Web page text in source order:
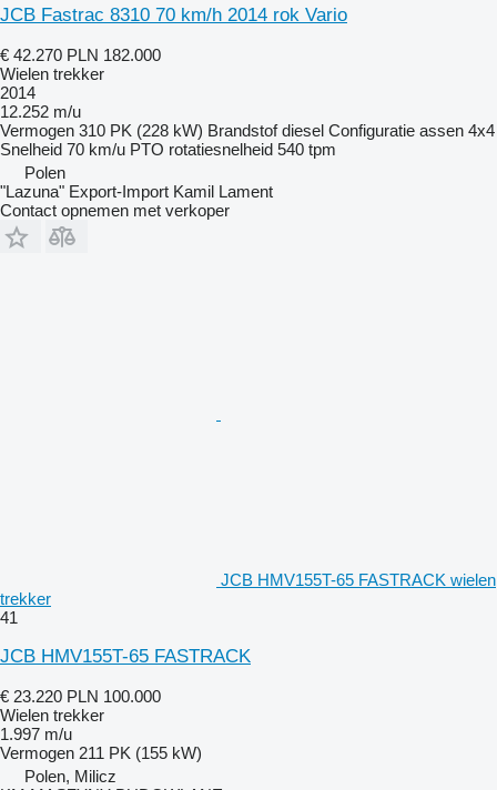
JCB Fastrac 8310 70 km/h 2014 rok Vario
€ 42.270 PLN 182.000
Wielen trekker
2014
12.252 m/u
Vermogen 310 PK (228 kW) Brandstof diesel Configuratie assen 4x4
Snelheid 70 km/u PTO rotatiesnelheid 540 tpm
Polen
"Lazuna" Export-Import Kamil Lament
Contact opnemen met verkoper
JCB HMV155T-65 FASTRACK wielen
trekker
41
JCB HMV155T-65 FASTRACK
€ 23.220 PLN 100.000
Wielen trekker
1.997 m/u
Vermogen 211 PK (155 kW)
Polen, Milicz